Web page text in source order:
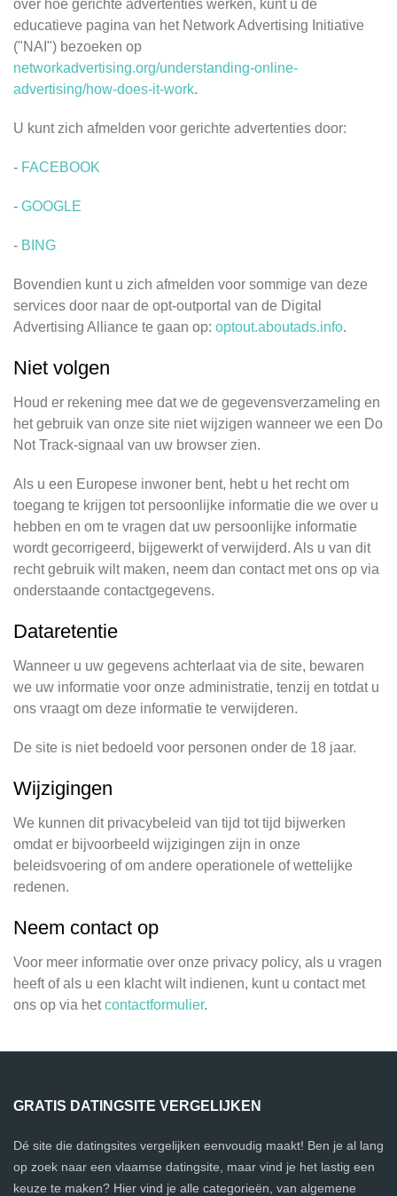
over hoe gerichte advertenties werken, kunt u de
educatieve pagina van het Network Advertising Initiative
("NAI") bezoeken op
networkadvertising.org/understanding-online-
advertising/how-does-it-work.
U kunt zich afmelden voor gerichte advertenties door:
- FACEBOOK
- GOOGLE
- BING
Bovendien kunt u zich afmelden voor sommige van deze
services door naar de opt-outportal van de Digital
Advertising Alliance te gaan op: optout.aboutads.info.
Niet volgen
Houd er rekening mee dat we de gegevensverzameling en
het gebruik van onze site niet wijzigen wanneer we een Do
Not Track-signaal van uw browser zien.
Als u een Europese inwoner bent, hebt u het recht om
toegang te krijgen tot persoonlijke informatie die we over u
hebben en om te vragen dat uw persoonlijke informatie
wordt gecorrigeerd, bijgewerkt of verwijderd. Als u van dit
recht gebruik wilt maken, neem dan contact met ons op via
onderstaande contactgegevens.
Dataretentie
Wanneer u uw gegevens achterlaat via de site, bewaren
we uw informatie voor onze administratie, tenzij en totdat u
ons vraagt om deze informatie te verwijderen.
De site is niet bedoeld voor personen onder de 18 jaar.
Wijzigingen
We kunnen dit privacybeleid van tijd tot tijd bijwerken
omdat er bijvoorbeeld wijzigingen zijn in onze
beleidsvoering of om andere operationele of wettelijke
redenen.
Neem contact op
Voor meer informatie over onze privacy policy, als u vragen
heeft of als u een klacht wilt indienen, kunt u contact met
ons op via hetcontactformulier.
GRATIS DATINGSITE VERGELIJKEN
Dé site die datingsites vergelijken eenvoudig maakt! Ben je al lang
op zoek naar een vlaamse datingsite, maar vind je het lastig een
keuze te maken? Hier vind je alle categorieën, van algemene